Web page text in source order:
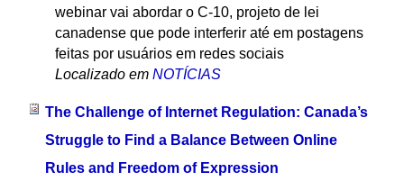
webinar vai abordar o C-10, projeto de lei
canadense que pode interferir até em postagens
feitas por usuários em redes sociais
Localizado em NOTÍCIAS
The Challenge of Internet Regulation: Canada’s
Struggle to Find a Balance Between Online
Rules and Freedom of Expression